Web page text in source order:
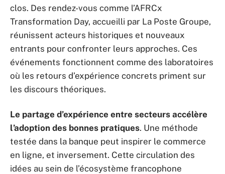
clos. Des rendez-vous comme l’AFRCx
Transformation Day, accueilli par La Poste Groupe,
réunissent acteurs historiques et nouveaux
entrants pour confronter leurs approches. Ces
événements fonctionnent comme des laboratoires
où les retours d’expérience concrets priment sur
les discours théoriques.
Le partage d’expérience entre secteurs accélère
l’adoption des bonnes pratiques. Une méthode
testée dans la banque peut inspirer le commerce
en ligne, et inversement. Cette circulation des
idées au sein de l’écosystème francophone